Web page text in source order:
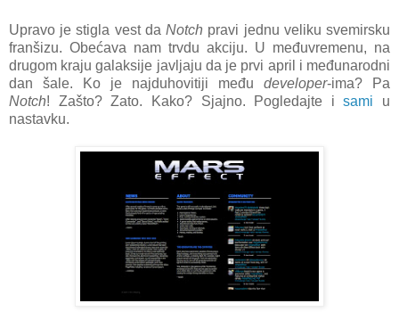
Upravo je stigla vest daNotch pravi jednu veliku svemirsku
franšizu. Obećava nam trvdu akciju. U međuvremenu, na
drugom kraju galaksije javljaju da je prvi april i međunarodni
dan šale. Ko je najduhovitiji među developer-ima? Pa
Notch! Zašto? Zato. Kako? Sjajno. Pogledajte isami u
nastavku.